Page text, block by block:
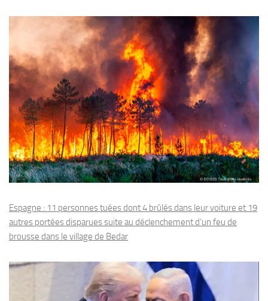
Espagne : 11 personnes tuées dont 4 brûlés dans leur voiture et 19
autres portées disparues suite au déclenchement d’un feu de
brousse dans le village de Bedar